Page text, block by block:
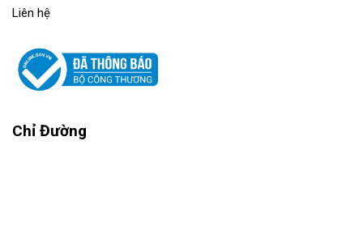
Liên hệ
Chỉ Đường